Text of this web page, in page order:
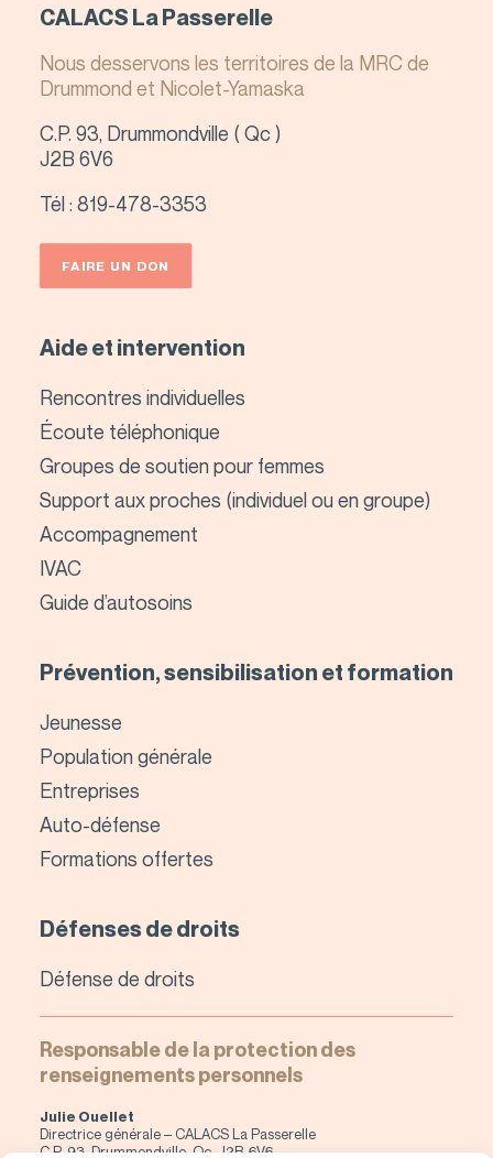
CALACS La Passerelle
Nous desservons les territoires de la MRC de
Drummond et Nicolet-Yamaska
C.P. 93, Drummondville ( Qc )
J2B 6V6
Tél : 819-478-3353
FAIRE UN DON
Aide et intervention
Rencontres individuelles
Écoute téléphonique
Groupes de soutien pour femmes
Support aux proches (individuel ou en groupe)
Accompagnement
IVAC
Guide d’autosoins
Prévention, sensibilisation et formation
Jeunesse
Population générale
Entreprises
Auto-défense
Formations offertes
Défenses de droits
Défense de droits
Responsable de la protection des
renseignements personnels
Julie Ouellet
Directrice générale – CALACS La Passerelle
C.P. 93, Drummondville, Qc, J2B-6V6